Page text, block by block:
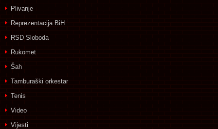
Plivanje
Reprezentacija BiH
RSD Sloboda
Rukomet
Šah
Tamburaški orkestar
Tenis
Video
Vijesti